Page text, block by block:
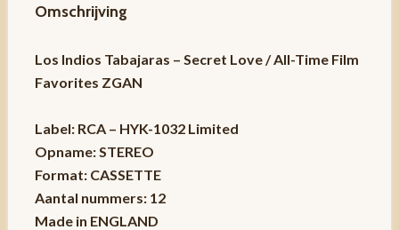
Omschrijving
Los Indios Tabajaras – Secret Love / All-Time Film
Favorites ZGAN
Label: RCA – HYK-1032 Limited
Opname: STEREO
Format: CASSETTE
Aantal nummers: 12
Made in ENGLAND